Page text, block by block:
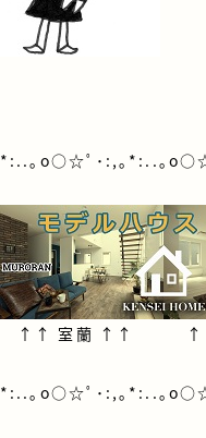
*:..｡o○☆ﾟ･:,｡*:..｡
↑↑ 室蘭 ↑↑
*:..｡o○☆ﾟ･:,｡*:..｡